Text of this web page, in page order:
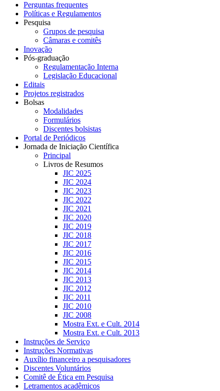
Perguntas frequentes
Políticas e Regulamentos
Pesquisa
Grupos de pesquisa
Câmaras e comitês
Inovação
Pós-graduação
Regulamentação Interna
Legislação Educacional
Editais
Projetos registrados
Bolsas
Modalidades
Formulários
Discentes bolsistas
Portal de Periódicos
Jornada de Iniciação Científica
Principal
Livros de Resumos
JIC 2025
JIC 2024
JIC 2023
JIC 2022
JIC 2021
JIC 2020
JIC 2019
JIC 2018
JIC 2017
JIC 2016
JIC 2015
JIC 2014
JIC 2013
JIC 2012
JIC 2011
JIC 2010
JIC 2008
Mostra Ext. e Cult. 2014
Mostra Ext. e Cult. 2013
Instruções de Serviço
Instruções Normativas
Auxílio financeiro a pesquisadores
Discentes Voluntários
Comitê de Ética em Pesquisa
Letramentos acadêmicos